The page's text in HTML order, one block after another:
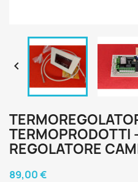

TERMOPRODOTTI
REGOLATORE
89,00 €